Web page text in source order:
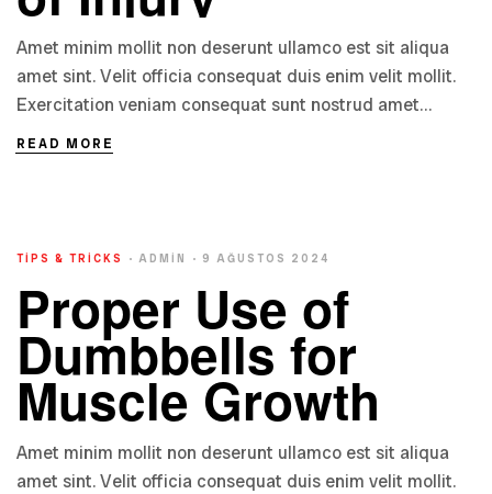
Amet minim mollit non deserunt ullamco est sit aliqua
amet sint. Velit officia consequat duis enim velit mollit.
Exercitation veniam consequat sunt nostrud amet…
READ MORE
TIPS & TRICKS ADMIN 9 AĞUSTOS 2024
Proper Use of
Dumbbells for
Muscle Growth
Amet minim mollit non deserunt ullamco est sit aliqua
amet sint. Velit officia consequat duis enim velit mollit.